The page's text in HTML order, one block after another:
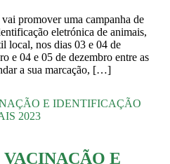
promover uma campanha de
eletrónica de animais,
local, nos dias 03 e 04 de
e 04 e 05 de dezembro entre as
a sua marcação, […]
E